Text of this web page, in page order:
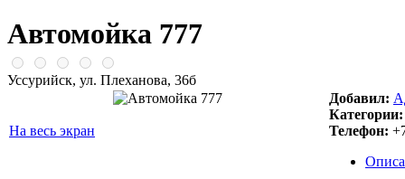
Автомойка 777
Уссурийск, ул. Плеханова, 36б
На весь экран
Добавил:
Категории:
Телефон: